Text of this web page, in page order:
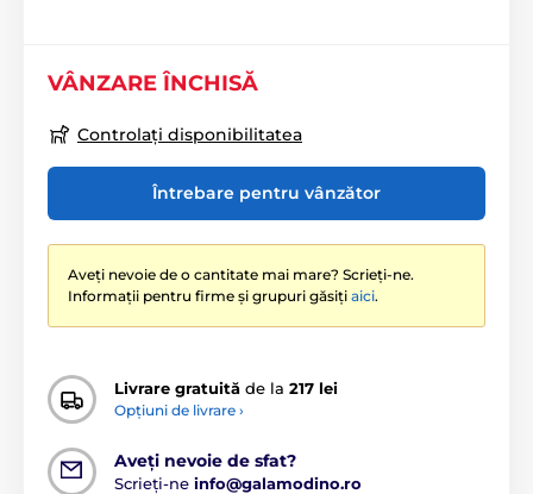
VÂNZARE ÎNCHISĂ
Controlați disponibilitatea
Întrebare pentru vânzător
Aveți nevoie de o cantitate mai mare? Scrieți-ne.
Informații pentru firme și grupuri găsiți aici.
Livrare gratuită de la 217 lei
Opțiuni de livrare ›
Aveți nevoie de sfat?
Scrieți-ne info@galamodino.ro